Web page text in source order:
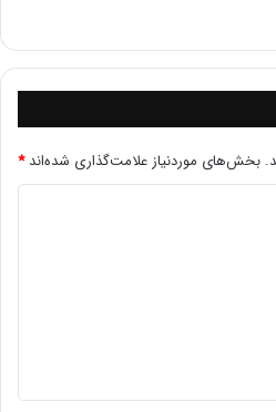
زیست: بحث درباره تأثیرات
در دیتاسنترها.
بخش‌های موردنیاز علامت‌گذاری شده‌اند*